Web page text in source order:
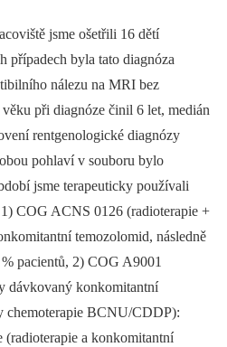
jsme ošetřili 16 dětí
případech byla tato diagnóza
nálezu na MRI bez
při diagnóze činil 6 let, medián
rentgenologické diagnózy
pohlaví v souboru bylo
jsme terapeuticky používali
COG ACNS 0126 (radioterapie +
temozolomid, následně
pacientů, 2) COG A9001
dávkovaný konkomitantní
chemoterapie BCNU/CDDP):
(radioterapie a konkomitantní